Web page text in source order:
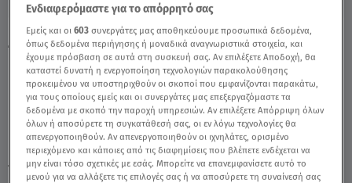
Ζώδια-Σκορπιός 4/3/19 - Video
TAGS: ΖΩΔΙΑ ΑΣΗ ΜΠΗΛΙΟΥ
Ενδιαφερόμαστε για το απόρρητό σας
Εμείς και οι603 συνεργάτες μας αποθηκεύουμε προσωπικά δεδομένα,
όπως δεδομένα περιήγησης ή μοναδικά αναγνωριστικά στοιχεία, και
έχουμε πρόσβαση σε αυτά στη συσκευή σας. Αν επιλέξετε Αποδοχή, θα
καταστεί δυνατή η ενεργοποίηση τεχνολογιών παρακολούθησης
προκειμένου να υποστηριχθούν οι σκοποί που εμφανίζονται παρακάτω,
για τους οποίους εμείς και οι συνεργάτες μας επεξεργαζόμαστε τα
δεδομένα με σκοπό την παροχή υπηρεσιών. Αν επιλέξετε Απόρριψη όλων
όλων ή αποσύρετε τη συγκατάθεσή σας, οι εν λόγω τεχνολογίες θα
απενεργοποιηθούν. Αν απενεργοποιηθούν οι ιχνηλάτες, ορισμένο
περιεχόμενο και κάποιες από τις διαφημίσεις που βλέπετε ενδέχεται να
μην είναι τόσο σχετικές με εσάς. Μπορείτε να επανεμφανίσετε αυτό το
μενού για να αλλάξετε τις επιλογές σας ή να αποσύρετε τη συναίνεσή σας